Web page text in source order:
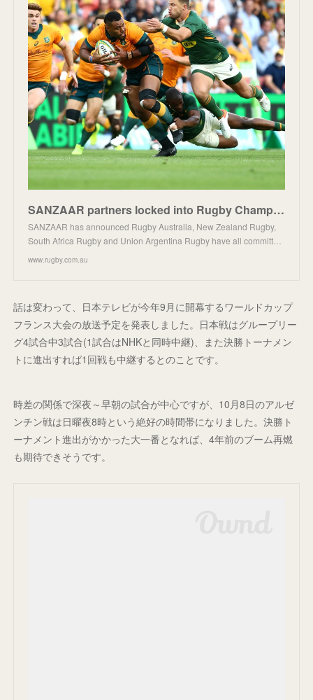
SANZAAR partners locked into Rugby Championship until 2025 | Latest Rugby News | RUGBY.com.au
SANZAAR has announced Rugby Australia, New Zealand Rugby,
South Africa Rugby and Union Argentina Rugby have all committ…
www.rugby.com.au
話は変わって、日本テレビが今年9月に開幕するワールドカップ
フランス大会の放送予定を発表しました。日本戦はグループリー
グ4試合中3試合(1試合はNHKと同時中継)、また決勝トーナメン
トに進出すれば1回戦も中継するとのことです。
時差の関係で深夜～早朝の試合が中心ですが、10月8日のアルゼ
ンチン戦は日曜夜8時という絶好の時間帯になりました。決勝ト
ーナメント進出がかかった大一番となれば、4年前のブーム再燃
も期待できそうです。